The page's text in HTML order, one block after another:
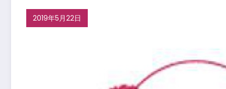
2019年5月22日